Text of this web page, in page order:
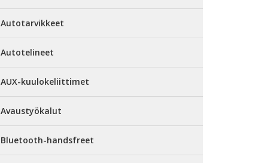
Autotarvikkeet
Autotelineet
AUX-kuulokeliittimet
Avaustyökalut
Bluetooth-handsfreet